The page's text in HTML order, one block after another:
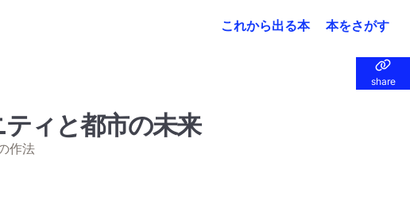
これから出る本 本をさがす
share
share
ィと都市の未来
作法